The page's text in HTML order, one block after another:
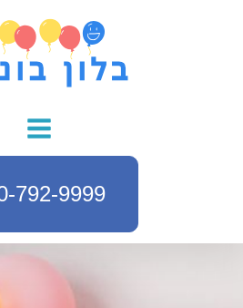
792-9999